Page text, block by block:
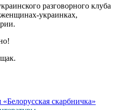
разговорного клуба
украинках,
скарбничка»